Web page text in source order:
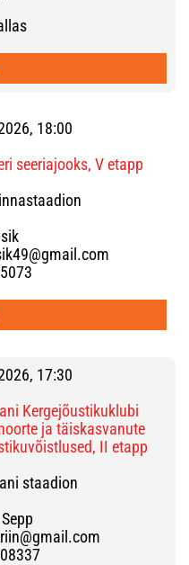
18:00
seeriajooks, V etapp
17:30
Kergejõustikuklubi
ja täiskasvanute
II etapp
staadion